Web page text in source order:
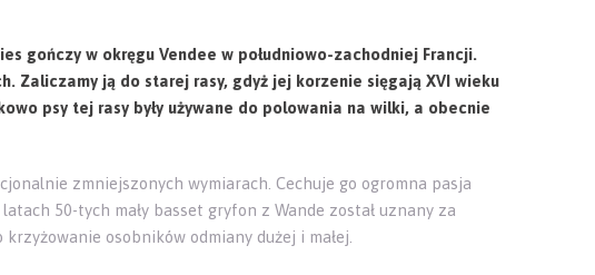
gończy w okręgu Vendee w południowo-zachodniej Francji.
Zaliczamy ją do starej rasy, gdyż jej korzenie sięgają XVI wieku
psy tej rasy były używane do polowania na wilki, a obecnie
zmniejszonych wymiarach. Cechuje go ogromna pasja
50-tych mały basset gryfon z Wande został uznany za
osobników odmiany dużej i małej.